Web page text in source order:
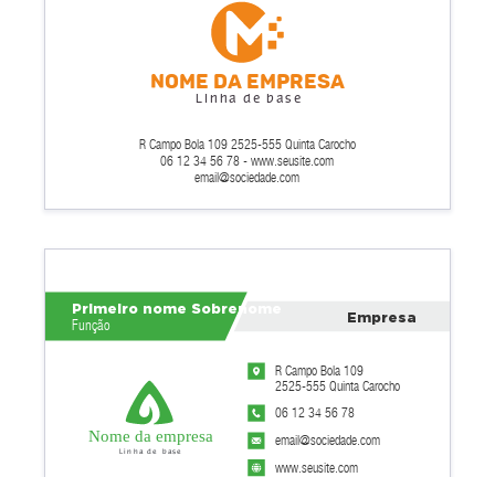
Nome da empresa
Linha de base
email@sociedade.com
06 12 34 56 78 - www.seusite.com
R Campo Bola 109 2525-555 Quinta Carocho
www.seusite.com
06 12 34 56 78
email@sociedade.com
R Campo Bola 109
2525-555 Quinta Carocho
Empresa
Primeiro nome Sobrenome
Função
Nome da empresa
Linha de base